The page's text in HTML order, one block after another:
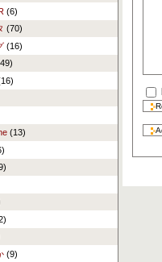
(6)
(70)
(16)
(13)
(9)